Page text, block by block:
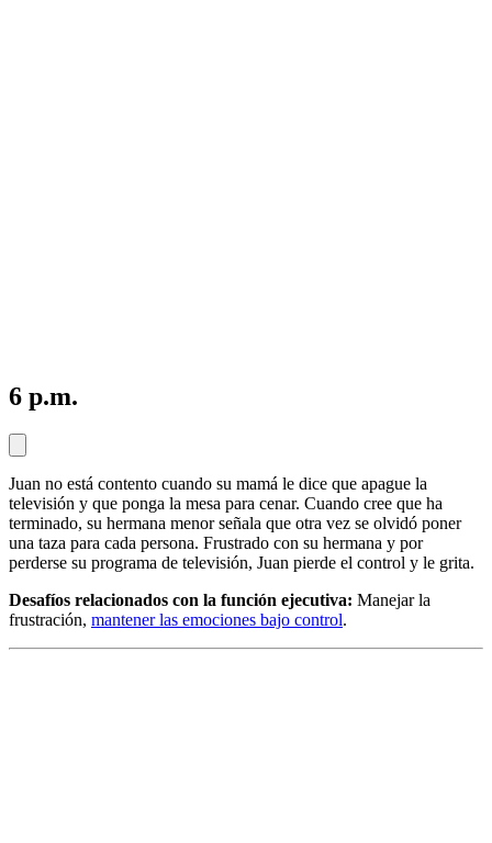
6 p.m.
Juan no está contento cuando su mamá le dice que apague la
televisión y que ponga la mesa para cenar. Cuando cree que ha
terminado, su hermana menor señala que otra vez se olvidó poner
una taza para cada persona. Frustrado con su hermana y por
perderse su programa de televisión, Juan pierde el control y le grita.
Desafíos relacionados con la función ejecutiva: Manejar la
frustración, mantener las emociones bajo control.